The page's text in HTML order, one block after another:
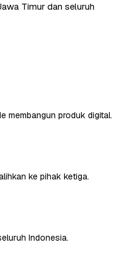
Timur dan seluruh
membangun produk digital.
ke pihak ketiga.
Indonesia.